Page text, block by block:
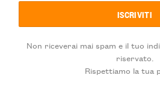
Non riceverai mai spam e il tuo
riservato.
Rispettiamo la tua